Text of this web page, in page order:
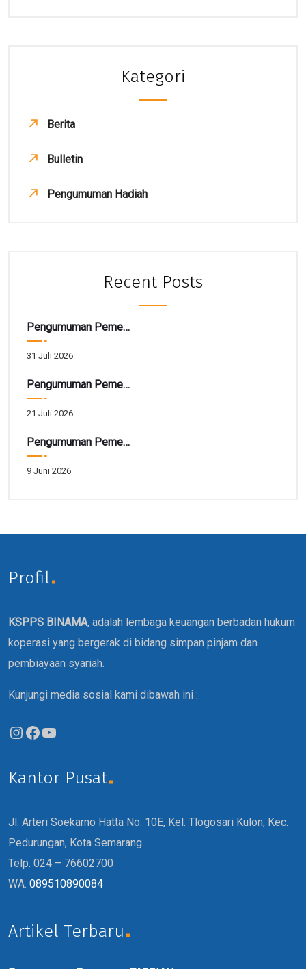
Kategori
Berita
Bulletin
Pengumuman Hadiah
Recent Posts
Pengumuman Pemenang TARBIAH
31 Juli 2026
Pengumuman Pemenang Hadiah Utama Gebyar SIRELA Periode 28
21 Juli 2026
Pengumuman Pemenang Hadiah Tarbiah Akhir Periode 41
9 Juni 2026
Profil
KSPPS BINAMA, adalah lembaga keuangan berbadan hukum
koperasi yang bergerak di bidang simpan pinjam dan
pembiayaan syariah.
Kunjungi media sosial kami dibawah ini :
Kantor Pusat
Jl. Arteri Soekarno Hatta No. 10E, Kel. Tlogosari Kulon, Kec.
Pedurungan, Kota Semarang.
Telp. 024 – 76602700
WA. 089510890084
Artikel Terbaru